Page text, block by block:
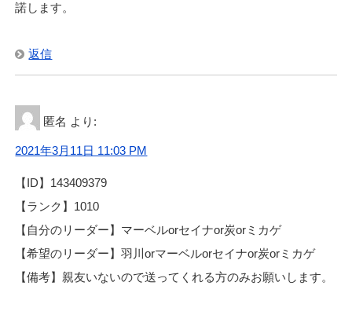
諾します。
返信
匿名 より:
2021年3月11日 11:03 PM
【ID】143409379
【ランク】1010
【自分のリーダー】マーベルorセイナor炭orミカゲ
【希望のリーダー】羽川orマーベルorセイナor炭orミカゲ
【備考】親友いないので送ってくれる方のみお願いします。